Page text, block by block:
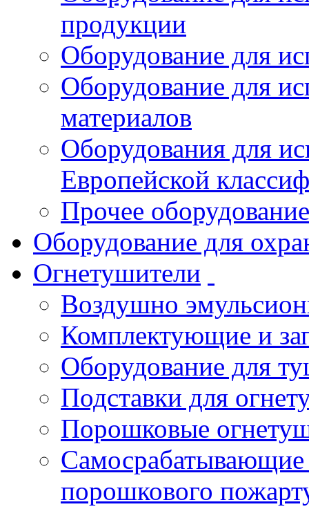
продукции
Оборудование для
Оборудование для
материалов
Оборудования для
Европейской
Прочее оборудование
Оборудование для
Огнетушители
Воздушно
Комплектующие и
Оборудование для
Подставки для
Порошковые
порошкового